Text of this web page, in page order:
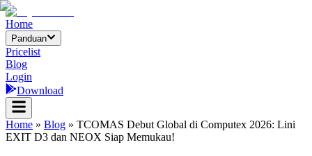
Home
Panduan
Pricelist
Blog
Login
Download
Home » Blog » TCOMAS Debut Global di Computex 2026: Lini
EXIT D3 dan NEOX Siap Memukau!